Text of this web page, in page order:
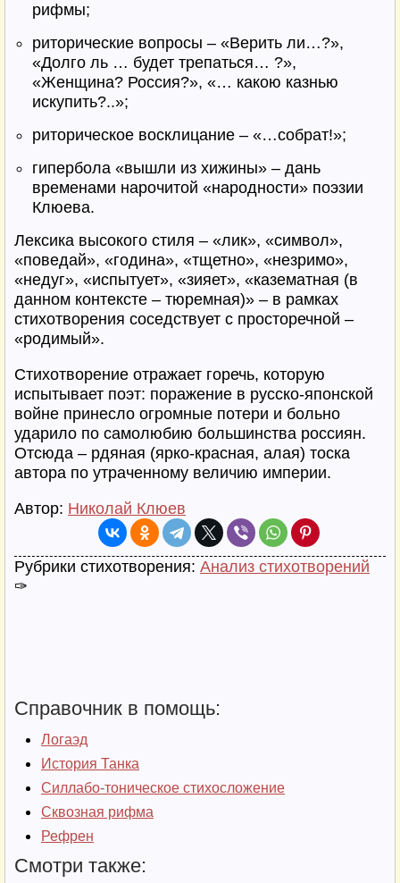
рифмы;
риторические вопросы – «Верить ли…?»,
«Долго ль … будет трепаться… ?»,
«Женщина? Россия?», «… какою казнью
искупить?..»;
риторическое восклицание – «…собрат!»;
гипербола «вышли из хижины» – дань
временами нарочитой «народности» поэзии
Клюева.
Лексика высокого стиля – «лик», «символ»,
«поведай», «година», «тщетно», «незримо»,
«недуг», «испытует», «зияет», «казематная (в
данном контексте – тюремная)» – в рамках
стихотворения соседствует с просторечной –
«родимый».
Стихотворение отражает горечь, которую
испытывает поэт: поражение в русско-японской
войне принесло огромные потери и больно
ударило по самолюбию большинства россиян.
Отсюда – рдяная (ярко-красная, алая) тоска
автора по утраченному величию империи.
Автор: Николай Клюев
Рубрики стихотворения: Анализ стихотворений
✑
Справочник в помощь:
Логаэд
История Танка
Силлабо-тоническое стихосложение
Сквозная рифма
Рефрен
Смотри также: